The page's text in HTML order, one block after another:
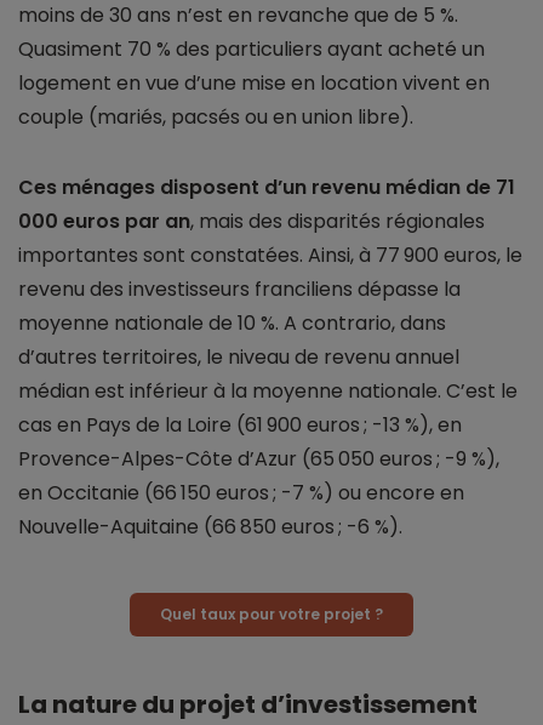
moins de 30 ans n’est en revanche que de 5 %.
Quasiment 70 % des particuliers ayant acheté un
logement en vue d’une mise en location vivent en
couple (mariés, pacsés ou en union libre).
Ces ménages disposent d’un revenu médian de 71
000 euros par an, mais des disparités régionales
importantes sont constatées. Ainsi, à 77 900 euros, le
revenu des investisseurs franciliens dépasse la
moyenne nationale de 10 %. A contrario, dans
d’autres territoires, le niveau de revenu annuel
médian est inférieur à la moyenne nationale. C’est le
cas en Pays de la Loire (61 900 euros ; -13 %), en
Provence-Alpes-Côte d’Azur (65 050 euros ; -9 %),
en Occitanie (66 150 euros ; -7 %) ou encore en
Nouvelle-Aquitaine (66 850 euros ; -6 %).
Quel taux pour votre projet ?
La nature du projet d’investissement